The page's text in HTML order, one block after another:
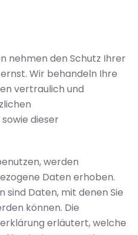
nehmen den Schutz Ihrer
Wir behandeln Ihre
vertraulich und
dieser
werden
Daten erhoben.
sind Daten, mit denen Sie
können. Die
erläutert, welche